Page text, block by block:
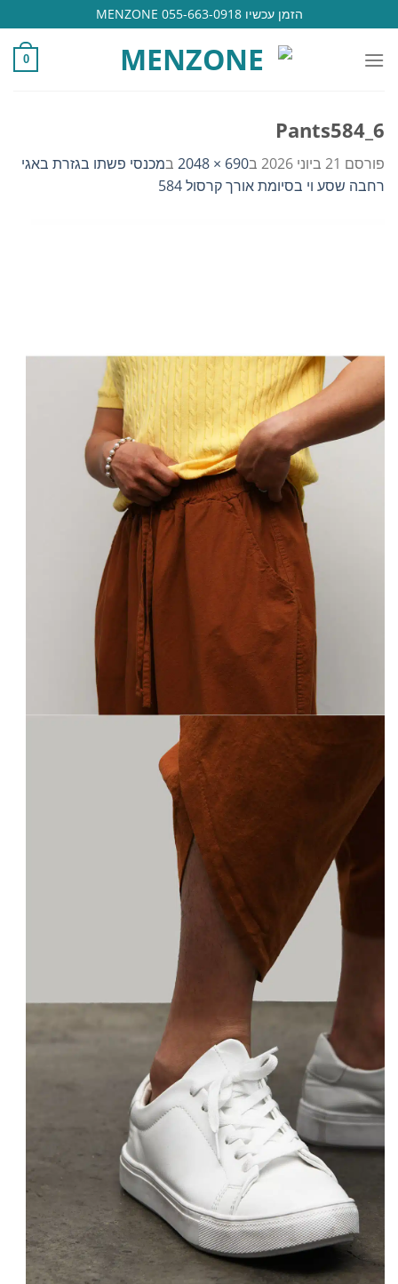
to
content
הזמן עכשיו 055-663-0918 MENZONE
0
Pants584_6
פורסם 21 ביוני 2026 ב690 × 2048 במכנסי פשתו בגזרת באגי
רחבה שסע וי בסיומת אורך קרסול 584